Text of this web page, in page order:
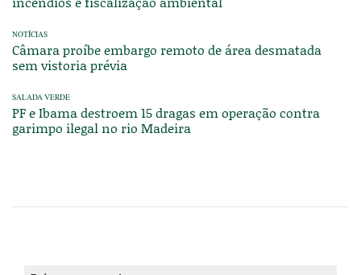
NOTÍCIAS
Câmara proíbe embargo remoto de área desmatada
sem vistoria prévia
SALADA VERDE
PF e Ibama destroem 15 dragas em operação contra
garimpo ilegal no rio Madeira